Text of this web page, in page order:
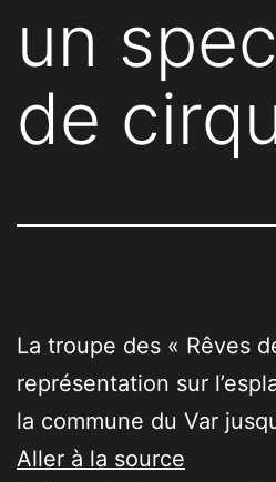
un
de
La troupe des « Rêves
représentation sur
la commune du Var
Aller à la source